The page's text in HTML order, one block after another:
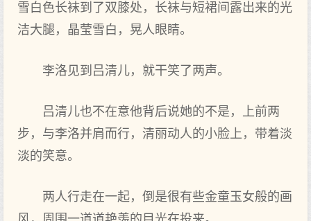
雪白色长袜到了双膝处，长袜与短裙间露出来的光
洁大腿，晶莹雪白，晃人眼睛。
李洛见到吕清儿，就干笑了两声。
吕清儿也不在意他背后说她的不是，上前两
步，与李洛并肩而行，清丽动人的小脸上，带着淡
淡的笑意。
两人行走在一起，倒是很有些金童玉女般的画